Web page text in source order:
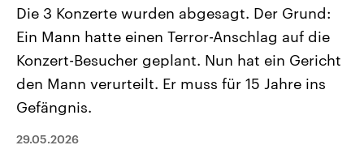
Die 3 Konzerte wurden abgesagt. Der Grund:
Ein Mann hatte einen Terror-Anschlag auf die
Konzert-Besucher geplant. Nun hat ein Gericht
den Mann verurteilt. Er muss für 15 Jahre ins
Gefängnis.
29.05.2026